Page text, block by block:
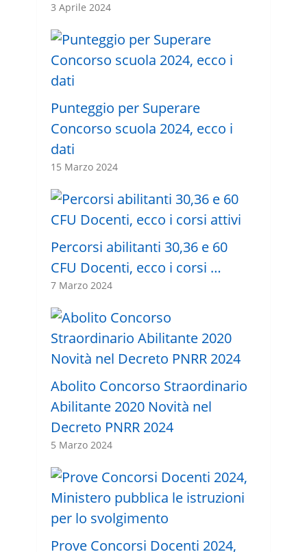
3 Aprile 2024
Punteggio per Superare
Concorso scuola 2024, ecco i
dati
15 Marzo 2024
Percorsi abilitanti 30,36 e 60
CFU Docenti, ecco i corsi …
7 Marzo 2024
Abolito Concorso Straordinario
Abilitante 2020 Novità nel
Decreto PNRR 2024
5 Marzo 2024
Prove Concorsi Docenti 2024,